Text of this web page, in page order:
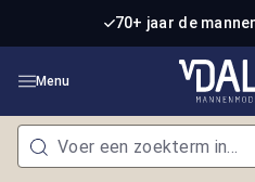
Ga naar de hoofdinhoud
70+ jaar de
Menu